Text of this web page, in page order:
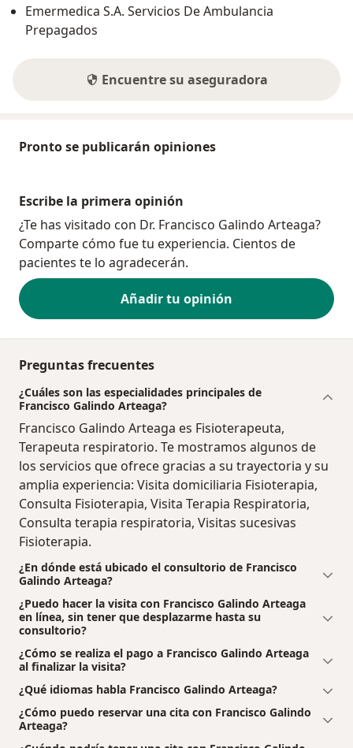
Emermedica S.A. Servicios De Ambulancia
Prepagados
Encuentre su aseguradora
Pronto se publicarán opiniones
Escribe la primera opinión
¿Te has visitado con Dr. Francisco Galindo Arteaga?
Comparte cómo fue tu experiencia. Cientos de
pacientes te lo agradecerán.
Añadir tu opinión
Preguntas frecuentes
¿Cuáles son las especialidades principales de
Francisco Galindo Arteaga?
Francisco Galindo Arteaga es Fisioterapeuta,
Terapeuta respiratorio. Te mostramos algunos de
los servicios que ofrece gracias a su trayectoria y su
amplia experiencia: Visita domiciliaria Fisioterapia,
Consulta Fisioterapia, Visita Terapia Respiratoria,
Consulta terapia respiratoria, Visitas sucesivas
Fisioterapia.
¿En dónde está ubicado el consultorio de Francisco
Galindo Arteaga?
¿Puedo hacer la visita con Francisco Galindo Arteaga
en línea, sin tener que desplazarme hasta su
consultorio?
¿Cómo se realiza el pago a Francisco Galindo Arteaga
al finalizar la visita?
¿Qué idiomas habla Francisco Galindo Arteaga?
¿Cómo puedo reservar una cita con Francisco Galindo
Arteaga?